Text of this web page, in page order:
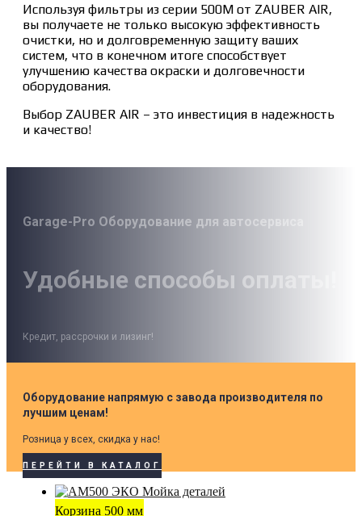
Используя фильтры из серии 500M от ZAUBER AIR,
вы получаете не только высокую эффективность
очистки, но и долговременную защиту ваших
систем, что в конечном итоге способствует
улучшению качества окраски и долговечности
оборудования.
Выбор ZAUBER AIR – это инвестиция в надежность
и качество!
Garage-Pro Оборудование для автосервиса
Удобные способы оплаты!
Кредит, рассрочки и лизинг!
Оборудование напрямую с завода производителя по
лучшим ценам!
Розница у всех, скидка у нас!
ПЕРЕЙТИ В КАТАЛОГ
Корзина 500 мм